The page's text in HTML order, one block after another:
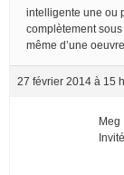
intelligente une ou
complètement
même d’une
27 février 2014 à 15
Meg
Invité